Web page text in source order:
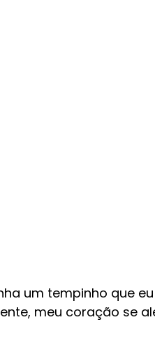
um tempinho que
meu coração se